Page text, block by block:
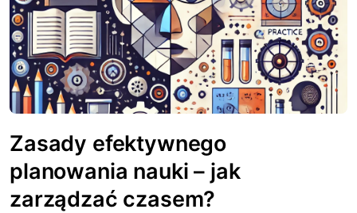
Zasady efektywnego
planowania nauki – jak
zarządzać czasem?